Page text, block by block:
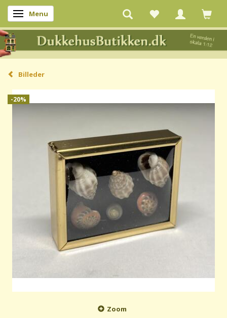
Skifte navigation
Menu
Billeder
-20%
Zoom